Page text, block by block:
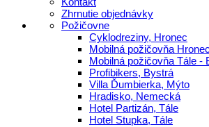
Zhrnutie objednávky
Požičovne
Cyklodreziny, Hronec
Mobilná požičovňa Hronec
Mobilná požičovňa Tále -
Profibikers, Bystrá
Villa Ďumbierka, Mýto
Hradisko, Nemecká
Hotel Partizán, Tále
Hotel Stupka, Tále